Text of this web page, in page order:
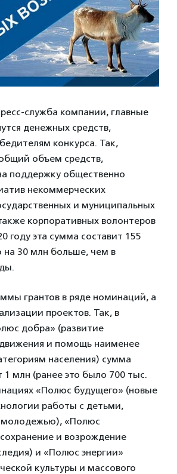
служба компании, главные
денежных средств,
конкурса. Так,
объем средств,
поддержку общественно
некоммерческих
и муниципальных
корпоративных волонтеров
году эта сумма составит 155
на 30 млн больше, чем в
грантов в ряде номинаций, а
проектов. Так, в
добра» (развитие
и помощь наименее
населения) сумма
1 млн (ранее это было 700 тыс.
«Полюс будущего» (новые
работы с детьми,
молодежью), «Полюс
и возрождение
и «Полюс энергии»
культуры и массового